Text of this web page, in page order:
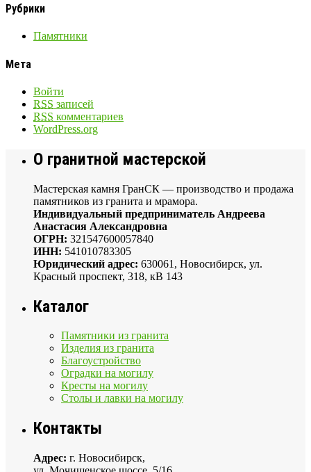
Рубрики
Памятники
Мета
Войти
RSS записей
RSS комментариев
WordPress.org
О гранитной мастерской
Мастерская камня ГранСК — производство и продажа
памятников из гранита и мрамора.
Индивидуальный предприниматель Андреева
Анастасия Александровна
ОГРН: 321547600057840
ИНН: 541010783305
Юридический адрес: 630061, Новосибирск, ул.
Красный проспект, 318, кВ 143
Каталог
Памятники из гранита
Изделия из гранита
Благоустройство
Оградки на могилу
Кресты на могилу
Столы и лавки на могилу
Контакты
Адрес: г. Новосибирск,